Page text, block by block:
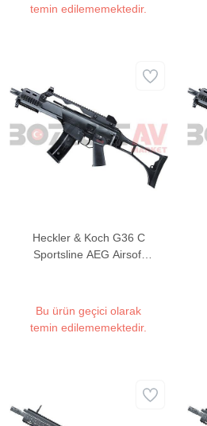
temin edilememektedir.
Heckler & Koch G36 C
Sportsline AEG Airsoft
Bu ürün geçici olarak
temin edilememektedir.